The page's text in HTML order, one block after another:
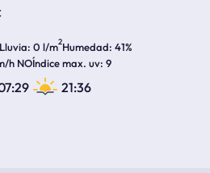
Lluvia 0 l/m2Humedad 41%
h NOÍndice max. uv 9
21:36